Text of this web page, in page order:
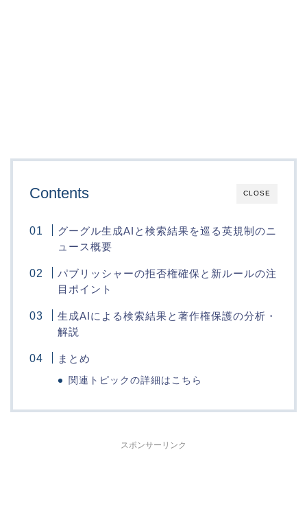
CLOSE
Contents
グーグル生成AIと検索結果を巡る英規制のニ
ュース概要
パブリッシャーの拒否権確保と新ルールの注
目ポイント
生成AIによる検索結果と著作権保護の分析・
解説
まとめ
関連トピックの詳細はこちら
スポンサーリンク